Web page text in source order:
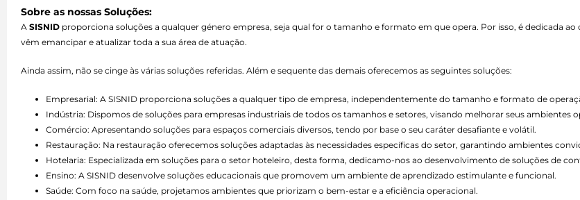
Sobre as nossas Soluções:
A SISNID proporciona soluções a qualquer género empresa, seja qual for o tamanho e formato em que opera. Por isso, é dedicada
vêm emancipar e atualizar toda a sua área de atuação.
Ainda assim, não se cinge às várias soluções referidas. Além e sequente das demais oferecemos as seguintes soluções:
Empresarial: A SISNID proporciona soluções a qualquer tipo de empresa, independentemente do tamanho e formato de
Indústria: Dispomos de soluções para empresas industriais de todos os tamanhos e setores, visando melhorar seus ambientes
Comércio: Apresentando soluções para espaços comerciais diversos, tendo por base o seu caráter desafiante e volátil.
Restauração: Na restauração oferecemos soluções adaptadas às necessidades específicas do setor, garantindo ambientes
Hotelaria: Especializada em soluções para o setor hoteleiro, desta forma, dedicamo-nos ao desenvolvimento de soluções de
Ensino: A SISNID desenvolve soluções educacionais que promovem um ambiente de aprendizado estimulante e funcional.
Saúde: Com foco na saúde, projetamos ambientes que priorizam o bem-estar e a eficiência operacional.